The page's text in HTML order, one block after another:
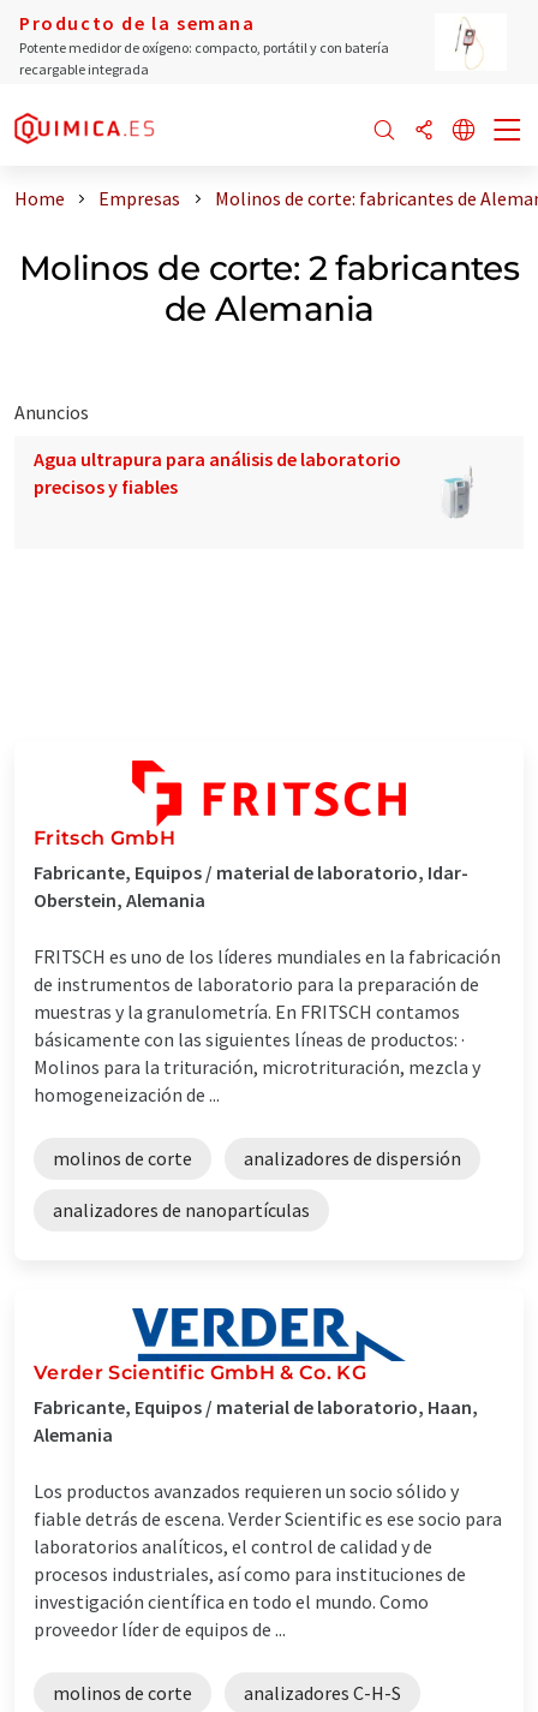
Producto de la semana
Potente medidor de oxígeno: compacto, portátil y con batería
recargable integrada
Home Empresas Molinos de corte: fabricantes de
Molinos de corte: 2 fabricantes
de Alemania
Anuncios
Agua ultrapura para análisis de laboratorio
precisos y fiables
Fritsch GmbH
Fabricante, Equipos / material de laboratorio, Idar-
Oberstein, Alemania
FRITSCH es uno de los líderes mundiales en la fabricación
de instrumentos de laboratorio para la preparación de
muestras y la granulometría. En FRITSCH contamos
básicamente con las siguientes líneas de productos: ·
Molinos para la trituración, microtrituración, mezcla y
homogeneización de ...
molinos de corte analizadores de dispersión
analizadores de nanopartículas
Verder Scientific GmbH & Co. KG
Fabricante, Equipos / material de laboratorio, Haan,
Alemania
Los productos avanzados requieren un socio sólido y
fiable detrás de escena. Verder Scientific es ese socio para
laboratorios analíticos, el control de calidad y de
procesos industriales, así como para instituciones de
investigación científica en todo el mundo. Como
proveedor líder de equipos de ...
molinos de corte analizadores C-H-S